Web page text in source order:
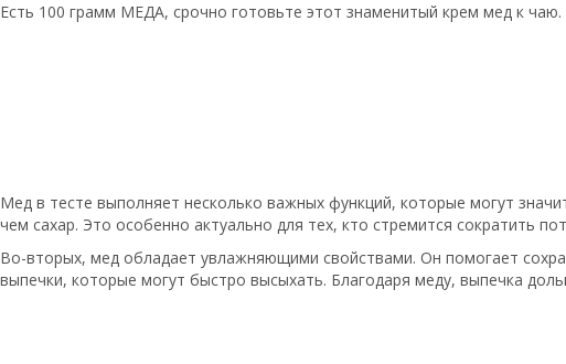
Есть 100 грамм МЕДА, срочно готовьте этот знаменитый крем мед к чаю.
Мед в тесте выполняет несколько важных функций, которые могут
чем сахар. Это особенно актуально для тех, кто стремится сократить
Во-вторых, мед обладает увлажняющими свойствами. Он помогает
выпечки, которые могут быстро высыхать. Благодаря меду, выпечка